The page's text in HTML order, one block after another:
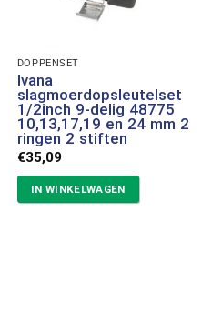
DOPPENSET
Ivana
slagmoerdopsleutelset
1/2inch 9-delig 48775
10,13,17,19 en 24 mm 2
ringen 2 stiften
€35,09
IN WINKELWAGEN